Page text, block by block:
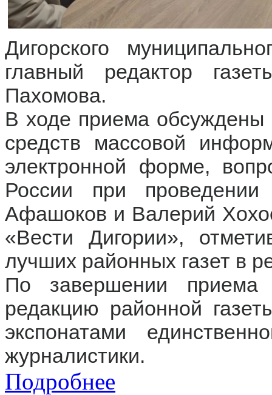
Дигорского
главный редактор
Пахомова.
В ходе приема обсуждены
средств массовой
электронной форме,
России при
Афашоков и Валерий
«Вести Дигории»,
лучших районных газет в
По завершении приема
редакцию районной
экспонатами
журналистики.
Подробнее